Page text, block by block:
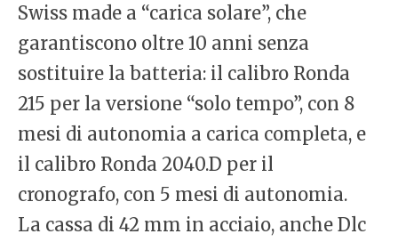
Swiss made a “carica solare”, che
garantiscono oltre 10 anni senza
sostituire la batteria: il calibro Ronda
215 per la versione “solo tempo”, con 8
mesi di autonomia a carica completa, e
il calibro Ronda 2040.D per il
cronografo, con 5 mesi di autonomia.
La cassa di 42 mm in acciaio, anche Dlc